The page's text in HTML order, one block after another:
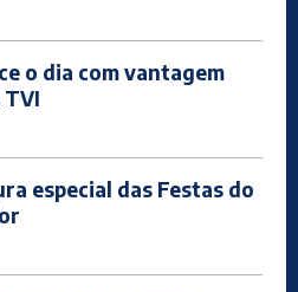
o dia com vantagem
especial das Festas do